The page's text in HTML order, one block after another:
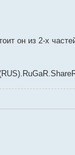
он из 2-х